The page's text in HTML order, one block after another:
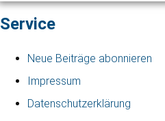
Service
Neue Beiträge abonnieren
Impressum
Datenschutzerklärung